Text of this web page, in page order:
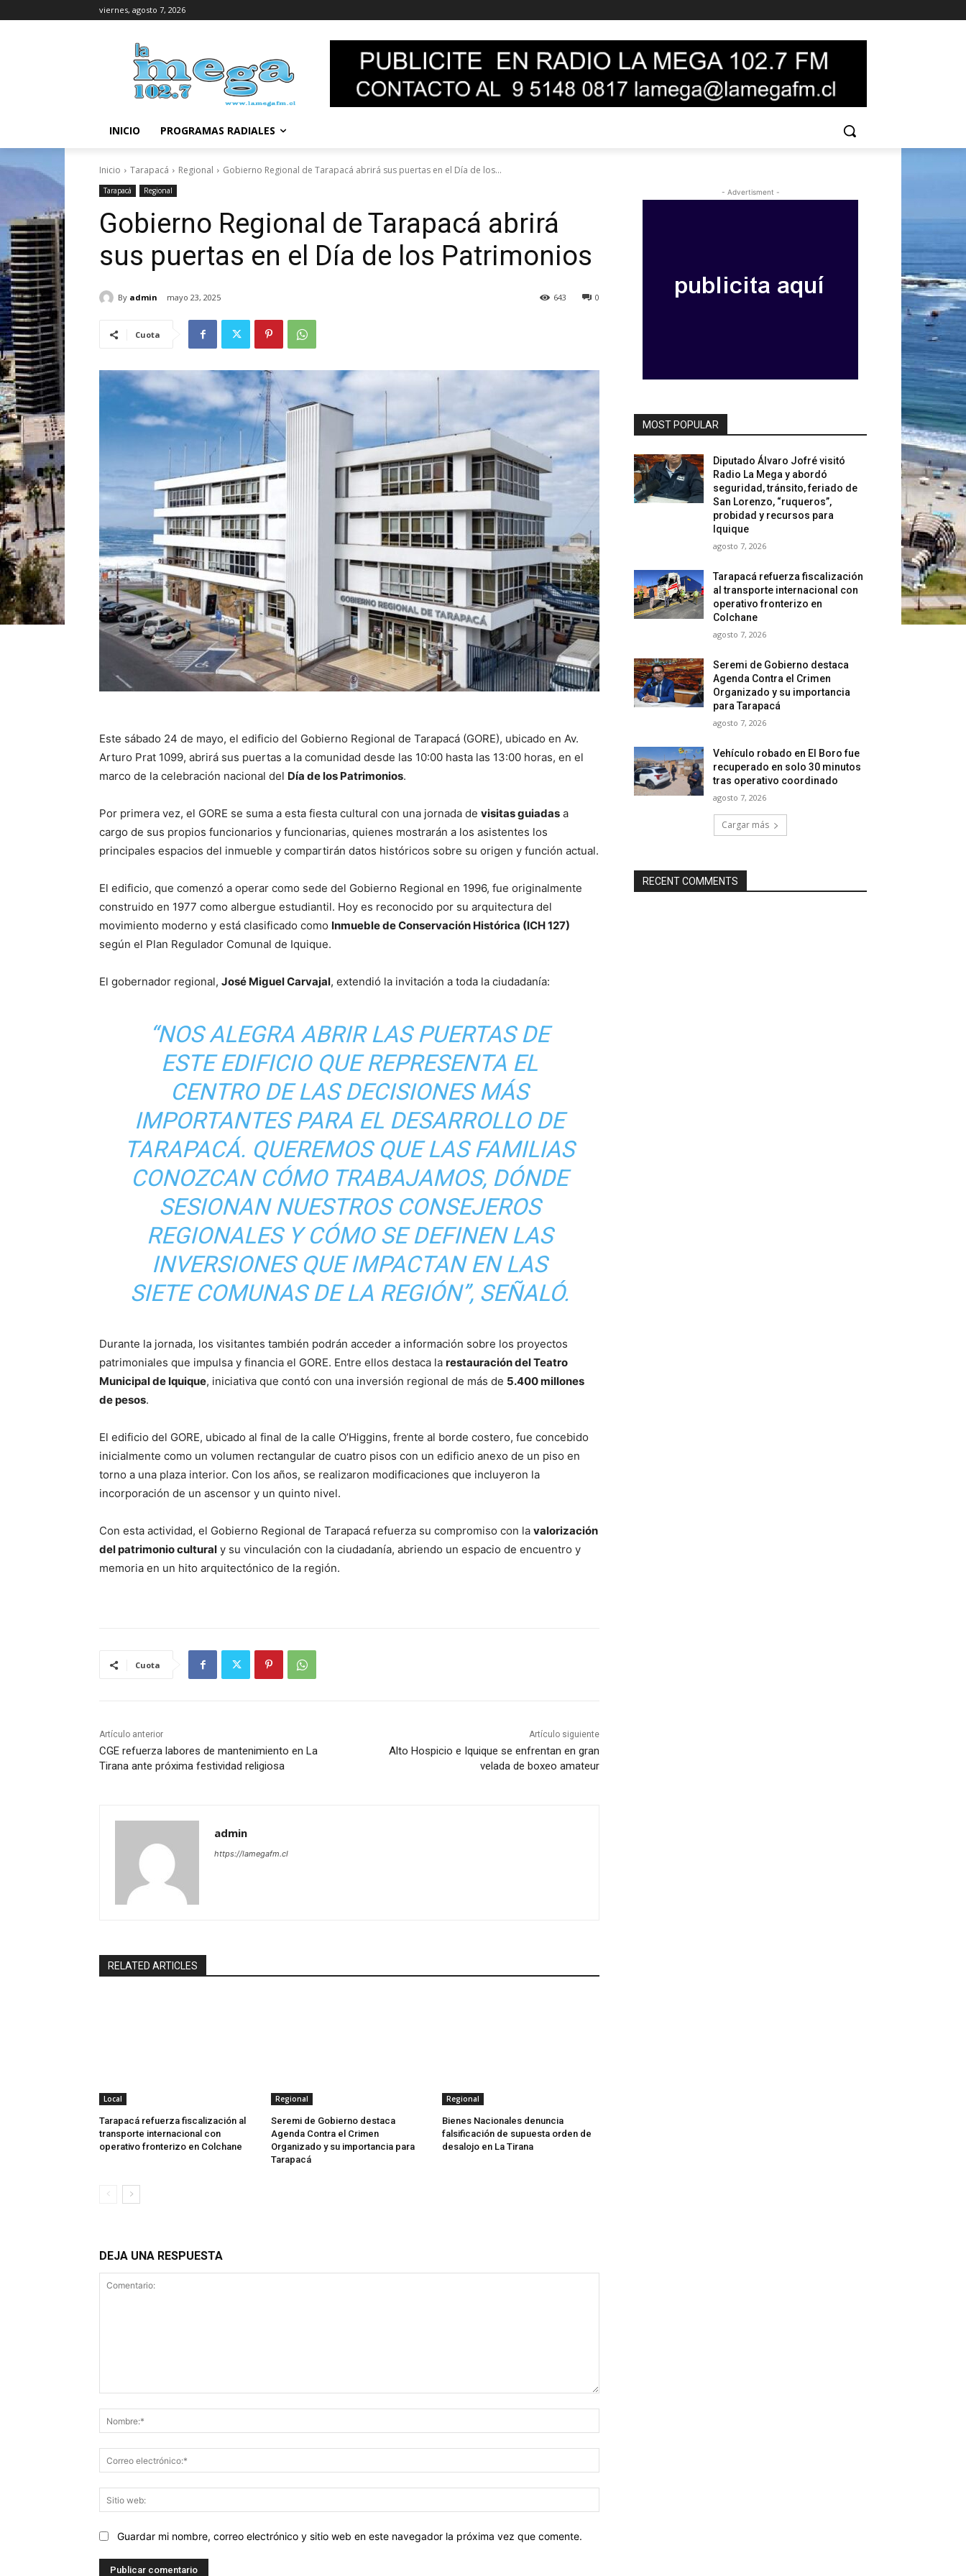
viernes, agosto 7, 2026
INICIO PROGRAMAS RADIALES
Inicio Tarapacá Regional Gobierno Regional de Tarapacá abrirá sus puertas en el Día de los...
Tarapacá Regional
Gobierno Regional de Tarapacá abrirá
sus puertas en el Día de los Patrimonios
By admin mayo 23, 2025 0
643
Cuota
Este sábado 24 de mayo, el edificio del Gobierno Regional de Tarapacá (GORE), ubicado en Av.
Arturo Prat 1099, abrirá sus puertas a la comunidad desde las 10:00 hasta las 13:00 horas, en el
marco de la celebración nacional del Día de los Patrimonios.
Por primera vez, el GORE se suma a esta fiesta cultural con una jornada de visitas guiadas a
cargo de sus propios funcionarios y funcionarias, quienes mostrarán a los asistentes los
principales espacios del inmueble y compartirán datos históricos sobre su origen y función actual.
El edificio, que comenzó a operar como sede del Gobierno Regional en 1996, fue originalmente
construido en 1977 como albergue estudiantil. Hoy es reconocido por su arquitectura del
movimiento moderno y está clasificado como Inmueble de Conservación Histórica (ICH 127)
según el Plan Regulador Comunal de Iquique.
El gobernador regional, José Miguel Carvajal, extendió la invitación a toda la ciudadanía:
“NOS ALEGRA ABRIR LAS PUERTAS DE
ESTE EDIFICIO QUE REPRESENTA EL
CENTRO DE LAS DECISIONES MÁS
IMPORTANTES PARA EL DESARROLLO DE
TARAPACÁ. QUEREMOS QUE LAS FAMILIAS
CONOZCAN CÓMO TRABAJAMOS, DÓNDE
SESIONAN NUESTROS CONSEJEROS
REGIONALES Y CÓMO SE DEFINEN LAS
INVERSIONES QUE IMPACTAN EN LAS
SIETE COMUNAS DE LA REGIÓN”, SEÑALÓ.
Durante la jornada, los visitantes también podrán acceder a información sobre los proyectos
patrimoniales que impulsa y financia el GORE. Entre ellos destaca la restauración del Teatro
Municipal de Iquique, iniciativa que contó con una inversión regional de más de 5.400 millones
de pesos.
El edificio del GORE, ubicado al final de la calle O’Higgins, frente al borde costero, fue concebido
inicialmente como un volumen rectangular de cuatro pisos con un edificio anexo de un piso en
torno a una plaza interior. Con los años, se realizaron modificaciones que incluyeron la
incorporación de un ascensor y un quinto nivel.
Con esta actividad, el Gobierno Regional de Tarapacá refuerza su compromiso con la valorización
del patrimonio cultural y su vinculación con la ciudadanía, abriendo un espacio de encuentro y
memoria en un hito arquitectónico de la región.
Cuota
Artículo anterior
CGE refuerza labores de mantenimiento en La
Tirana ante próxima festividad religiosa
Artículo siguiente
Alto Hospicio e Iquique se enfrentan en gran
velada de boxeo amateur
admin
https://lamegafm.cl
RELATED ARTICLES
Local
Tarapacá refuerza fiscalización al
transporte internacional con
operativo fronterizo en Colchane
Regional
Seremi de Gobierno destaca
Agenda Contra el Crimen
Organizado y su importancia para
Tarapacá
Regional
Bienes Nacionales denuncia
falsificación de supuesta orden de
desalojo en La Tirana
DEJA UNA RESPUESTA
electrónico:*
web:
Guardar mi nombre, correo electrónico y sitio web en este navegador la próxima vez que comente.
- Advertisment -
MOST POPULAR
Diputado Álvaro Jofré visitó
Radio La Mega y abordó
seguridad, tránsito, feriado de
San Lorenzo, “ruqueros”,
probidad y recursos para
Iquique
agosto 7, 2026
Tarapacá refuerza fiscalización
al transporte internacional con
operativo fronterizo en
Colchane
agosto 7, 2026
Seremi de Gobierno destaca
Agenda Contra el Crimen
Organizado y su importancia
para Tarapacá
agosto 7, 2026
Vehículo robado en El Boro fue
recuperado en solo 30 minutos
tras operativo coordinado
agosto 7, 2026
Cargar más
RECENT COMMENTS